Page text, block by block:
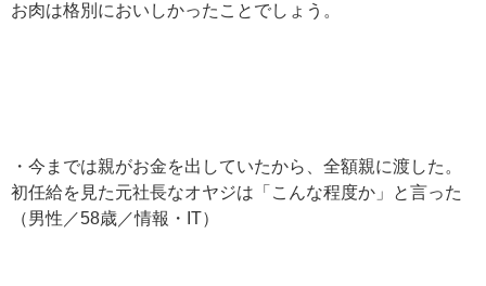
お肉は格別においしかったことでしょう。
・今までは親がお金を出していたから、全額親に渡した。
初任給を見た元社長なオヤジは「こんな程度か」と言った
（男性／58歳／情報・IT）